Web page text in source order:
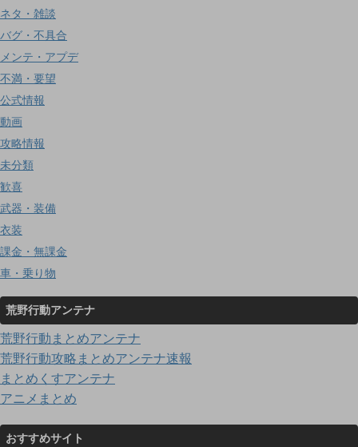
ネタ・雑談
バグ・不具合
メンテ・アプデ
不満・要望
公式情報
動画
攻略情報
未分類
歓喜
武器・装備
衣装
課金・無課金
車・乗り物
荒野行動アンテナ
荒野行動まとめアンテナ
荒野行動攻略まとめアンテナ速報
まとめくすアンテナ
アニメまとめ
おすすめサイト